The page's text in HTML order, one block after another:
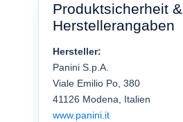
Produktsicherheit &
Herstellerangaben
Hersteller:
Panini S.p.A.
Viale Emilio Po, 380
41126 Modena, Italien
www.panini.it